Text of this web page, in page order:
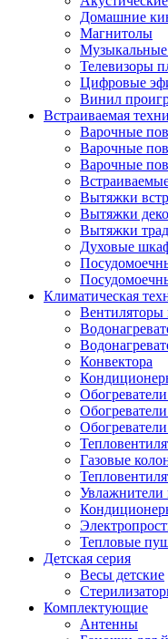
Домашние
Магнитолы
Телевизоры
Цифровые
Винил
Встраиваемая
Варочные
Варочные
Варочные
Вытяжки
Вытяжки
Вытяжки
Духовые
Климатическая
Вентиляторы
Конвектора
Газовые
Увлажнители
Тепловые
Детская серия
Весы детские
Комплектующие
Антенны